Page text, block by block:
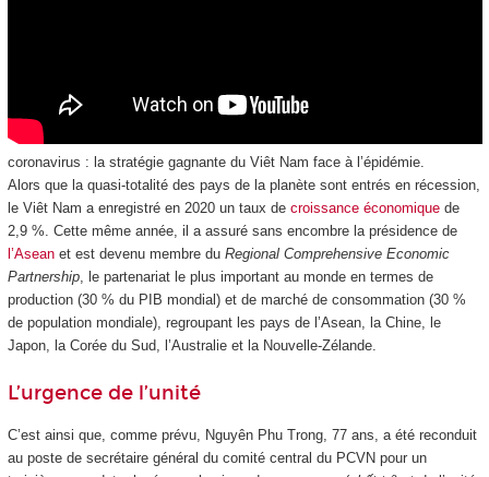
coronavirus : la stratégie gagnante du Viêt Nam face à l’épidémie.
Alors que la quasi-totalité des pays de la planète sont entrés en récession,
le Viêt Nam a enregistré en 2020 un taux de croissance économiquede
2,9 %. Cette même année, il a assuré sans encombre la présidence de
l’Aseanet est devenu membre du Regional Comprehensive Economic
Partnership, le partenariat le plus important au monde en termes de
production (30 % du PIB mondial) et de marché de consommation (30 %
de population mondiale), regroupant les pays de l’Asean, la Chine, le
Japon, la Corée du Sud, l’Australie et la Nouvelle-Zélande.
L’urgence de l’unité
C’est ainsi que, comme prévu, Nguyên Phu Trong, 77 ans, a été reconduit
au poste de secrétaire général du comité central du PCVN pour un